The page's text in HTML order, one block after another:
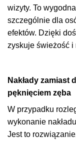
wizyty. To
szczególnie dla
efektów. Dzięki
zyskuje świeżość i
Nakłady zamiast
pęknięciem zęba
W przypadku
wykonanie
Jest to